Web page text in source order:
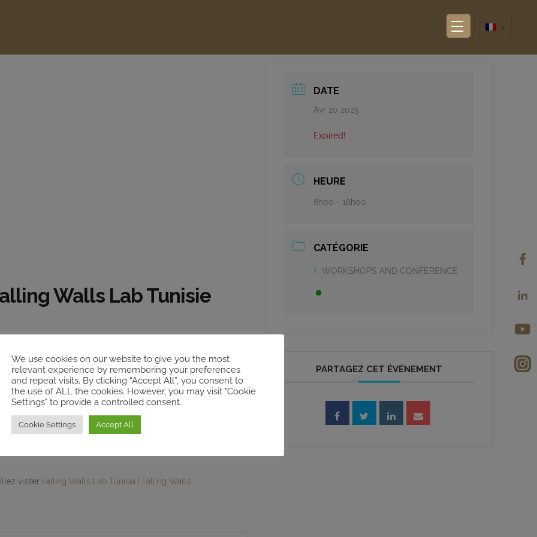
Walls Lab Tunisie
l’Université de Tunis El Manar et le pôle de l’étudiant
l’édition 2025 du concours Falling Walls Lab Tunisie.
souhaitant présenter leurs idées innovantes, leurs
et sociétal. Chaque candidat disposera de trois minutes pour
une place à la finale internationale.
visiter Falling Walls Lab Tunisia | Falling Walls
DATE
Avr 20 2025
Expired!
HEURE
8h00 - 18h00
CATÉGORIE
WORKSHOPS AND CONFERENCE
PARTAGEZ CET ÉVÉNEMENT
We use cookies on our website to give you the most
relevant experience by remembering your preferences
and repeat visits. By clicking “Accept All”, you consent to
the use of ALL the cookies. However, you may visit "Cookie
Settings" to provide a controlled consent.
Cookie Settings Accept All